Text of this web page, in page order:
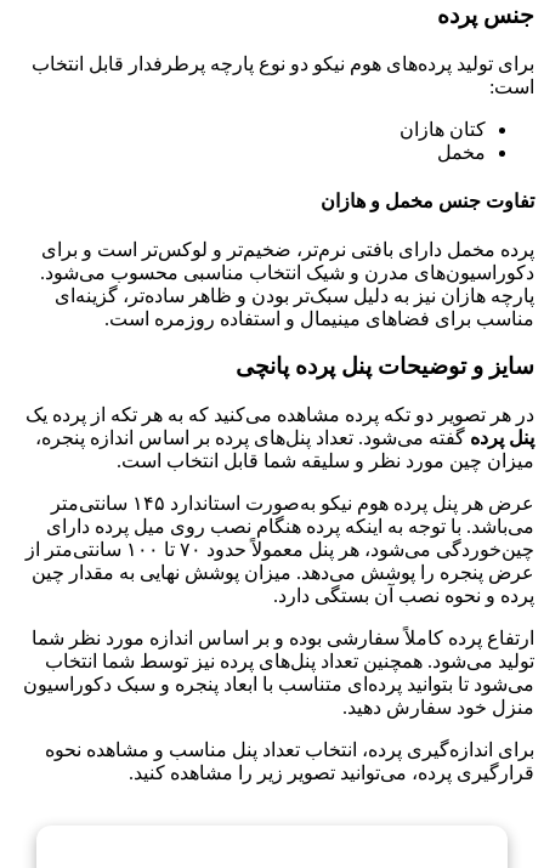
جنس پرده
برای تولید پرده‌های هوم نیکو دو نوع پارچه پرطرفدار قابل انتخاب
است:
کتان هازان
مخمل
تفاوت جنس مخمل و هازان
پرده مخمل دارای بافتی نرم‌تر، ضخیم‌تر و لوکس‌تر است و برای
دکوراسیون‌های مدرن و شیک انتخاب مناسبی محسوب می‌شود.
پارچه هازان نیز به دلیل سبک‌تر بودن و ظاهر ساده‌تر، گزینه‌ای
مناسب برای فضاهای مینیمال و استفاده روزمره است.
سایز و توضیحات پنل پرده پانچی
در هر تصویر دو تکه پرده مشاهده می‌کنید که به هر تکه از پرده یک
پنل پرده گفته می‌شود. تعداد پنل‌های پرده بر اساس اندازه پنجره،
میزان چین مورد نظر و سلیقه شما قابل انتخاب است.
عرض هر پنل پرده هوم نیکو به‌صورت استاندارد ۱۴۵ سانتی‌متر
می‌باشد. با توجه به اینکه پرده هنگام نصب روی میل پرده دارای
چین‌خوردگی می‌شود، هر پنل معمولاً حدود ۷۰ تا ۱۰۰ سانتی‌متر از
عرض پنجره را پوشش می‌دهد. میزان پوشش نهایی به مقدار چین
پرده و نحوه نصب آن بستگی دارد.
ارتفاع پرده کاملاً سفارشی بوده و بر اساس اندازه مورد نظر شما
تولید می‌شود. همچنین تعداد پنل‌های پرده نیز توسط شما انتخاب
می‌شود تا بتوانید پرده‌ای متناسب با ابعاد پنجره و سبک دکوراسیون
منزل خود سفارش دهید.
برای اندازه‌گیری پرده، انتخاب تعداد پنل مناسب و مشاهده نحوه
قرارگیری پرده، می‌توانید تصویر زیر را مشاهده کنید.